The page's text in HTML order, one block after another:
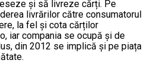
și să livreze cărți. Pe
livrărilor către consumatorul
la fel și cota cărților
iar compania se ocupă și de
din 2012 se implică și pe piața